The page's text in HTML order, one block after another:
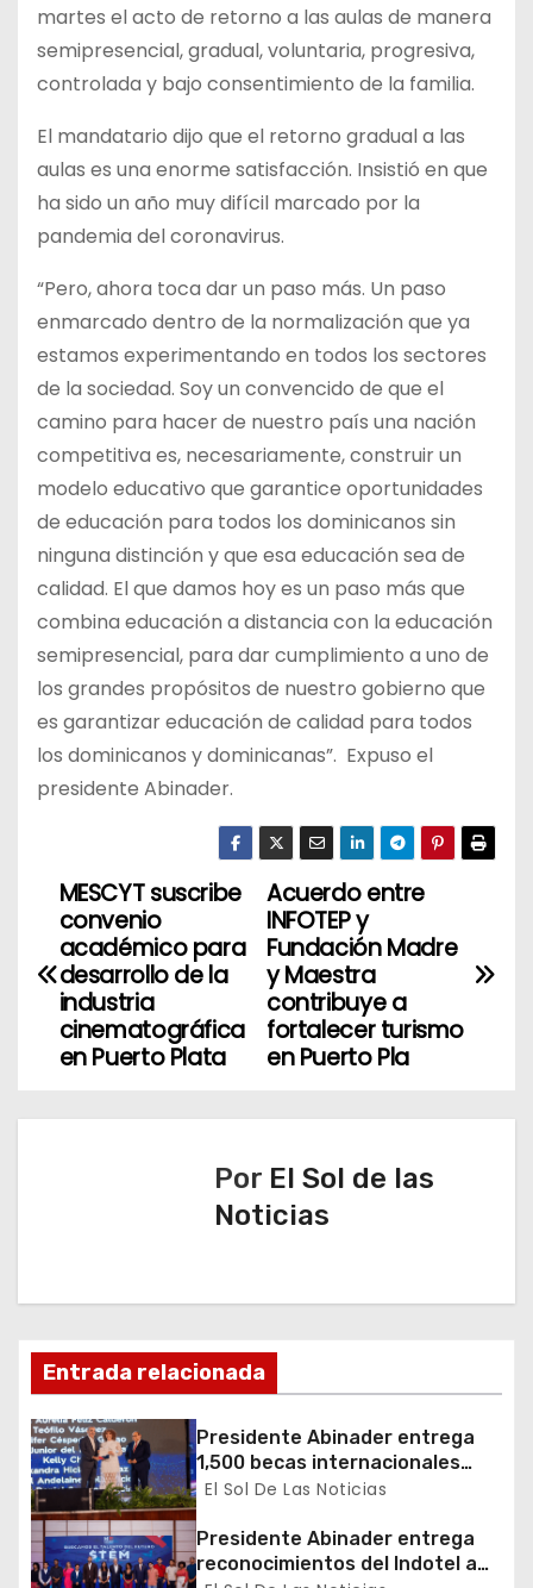
martes el acto de retorno a las aulas de manera
semipresencial, gradual, voluntaria, progresiva,
controlada y bajo consentimiento de la familia.
El mandatario dijo que el retorno gradual a las
aulas es una enorme satisfacción. Insistió en que
ha sido un año muy difícil marcado por la
pandemia del coronavirus.
“Pero, ahora toca dar un paso más. Un paso
enmarcado dentro de la normalización que ya
estamos experimentando en todos los sectores
de la sociedad. Soy un convencido de que el
camino para hacer de nuestro país una nación
competitiva es, necesariamente, construir un
modelo educativo que garantice oportunidades
de educación para todos los dominicanos sin
ninguna distinción y que esa educación sea de
calidad. El que damos hoy es un paso más que
combina educación a distancia con la educación
semipresencial, para dar cumplimiento a uno de
los grandes propósitos de nuestro gobierno que
es garantizar educación de calidad para todos
los dominicanos y dominicanas”. Expuso el
presidente Abinader.
N
a
ó
n
d
e
e
n
Acuerdo entre
INFOTEP y
Fundación Madre
y Maestra
contribuye a
fortalecer turismo
en Puerto Pla
MESCYT suscribe
convenio
académico para
desarrollo de la
industria
cinematográfica
en Puerto Plata
Por El Sol de las
Noticias
Entrada relacionada
Presidente Abinader entrega
1,500 becas internacionales
para cursar programas de
especialización, maestrías y
doctorados en universidades
del extranjero
El Sol De Las Noticias
Presidente Abinader entrega
reconocimientos del Indotel a